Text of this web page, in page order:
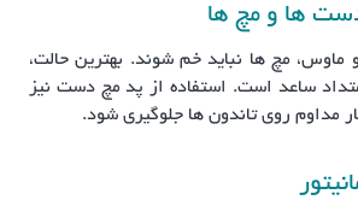
ها و مچ ها
ماوس، مچ ها نباید خم شوند. بهترین حالت،
ساعد است. استفاده از پد مچ دست نیز
مداوم روی تاندون ها جلوگیری شود.